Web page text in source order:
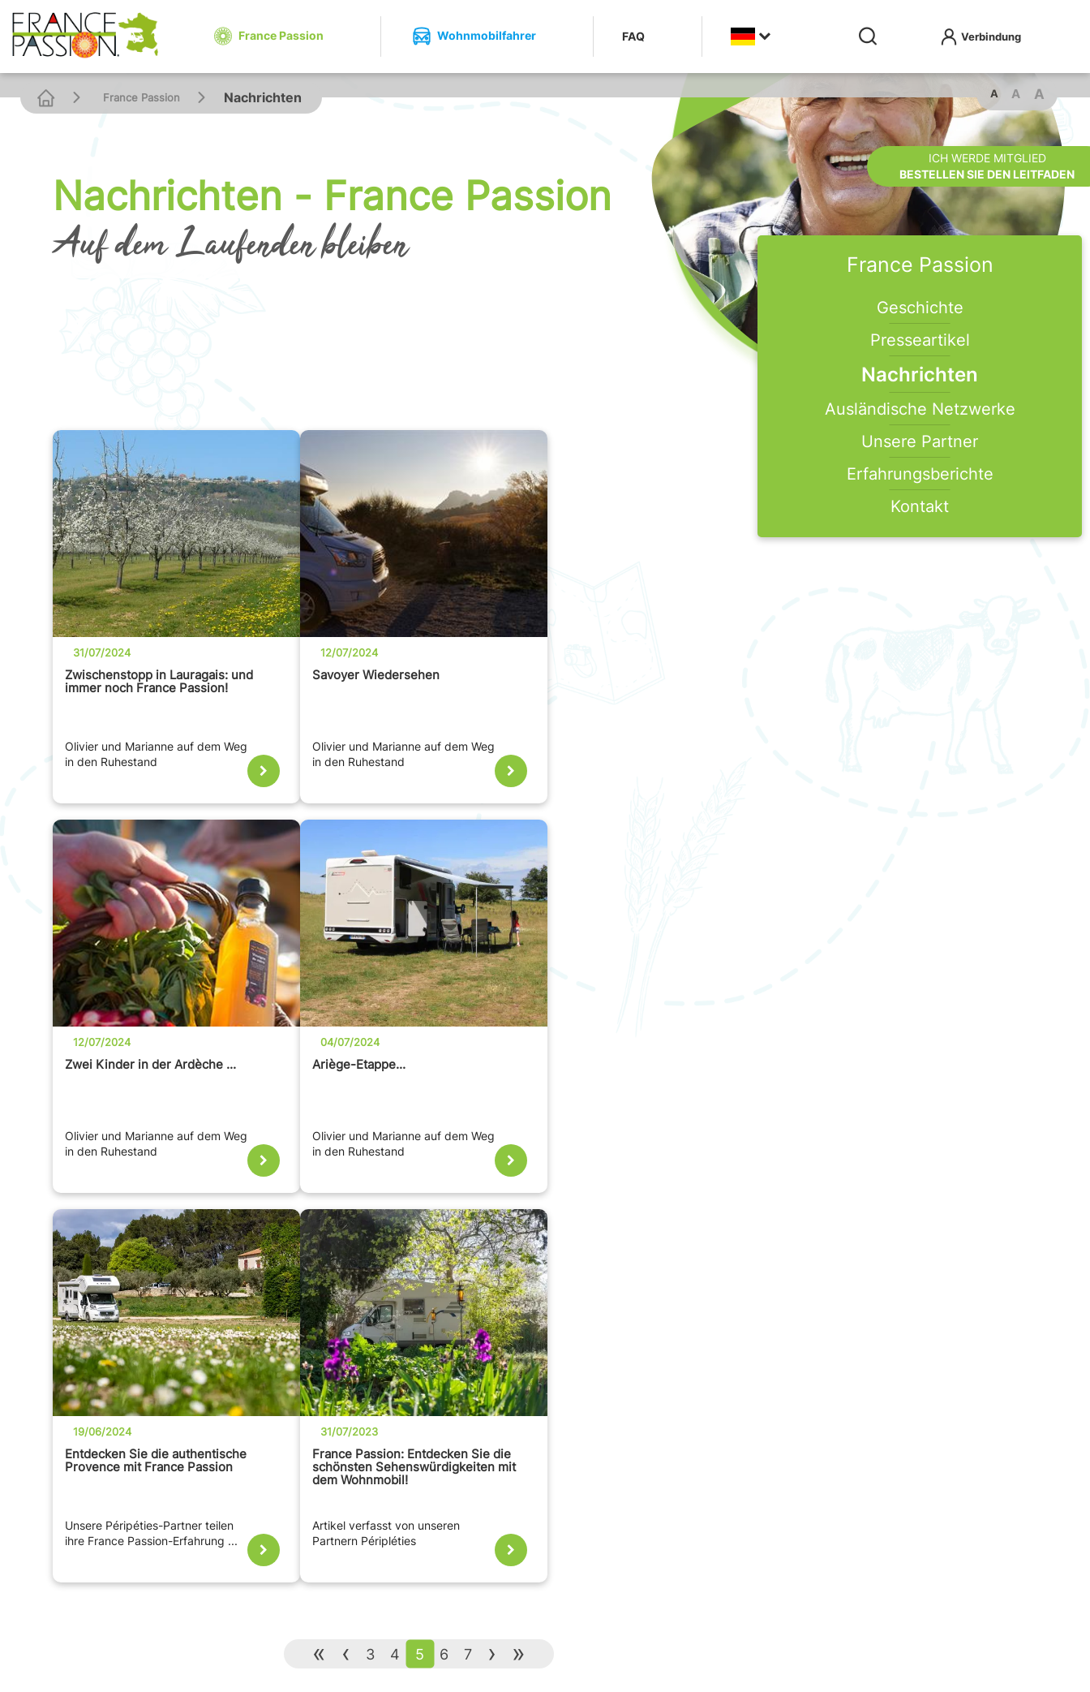
France Passion Wohnmobilfahrer FAQ
ICH WERDE MITGLIED
BESTELLEN SIE DEN LEITFADEN
France Passion Nachrichten A A A
Nachrichten - France Passion
Auf dem Laufenden bleiben
31/07/2024
Zwischenstopp in Lauragais: und
immer noch France Passion!
Olivier und Marianne auf dem Weg
in den Ruhestand
12/07/2024
Savoyer Wiedersehen
Olivier und Marianne auf dem Weg
in den Ruhestand
12/07/2024
Zwei Kinder in der Ardèche ...
Olivier und Marianne auf dem Weg
in den Ruhestand
04/07/2024
Ariège-Etappe...
Olivier und Marianne auf dem Weg
in den Ruhestand
19/06/2024
Entdecken Sie die authentische
Provence mit France Passion
Unsere Péripéties-Partner teilen
ihre France Passion-Erfahrung ...
31/07/2023
France Passion: Entdecken Sie die
schönsten Sehenswürdigkeiten mit
dem Wohnmobil!
Artikel verfasst von unseren
Partnern Péripléties
« ‹ 3 4 5 6 7 › »
France Passion
Geschichte
Presseartikel
Nachrichten
Ausländische Netzwerke
Unsere Partner
Erfahrungsberichte
Kontakt